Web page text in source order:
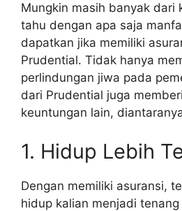
Mungkin masih banyak dari
tahu dengan apa saja
dapatkan jika memiliki
Prudential. Tidak hanya
perlindungan jiwa pada
dari Prudential juga
keuntungan lain,
1. Hidup Lebih
Dengan memiliki asuransi,
hidup kalian menjadi